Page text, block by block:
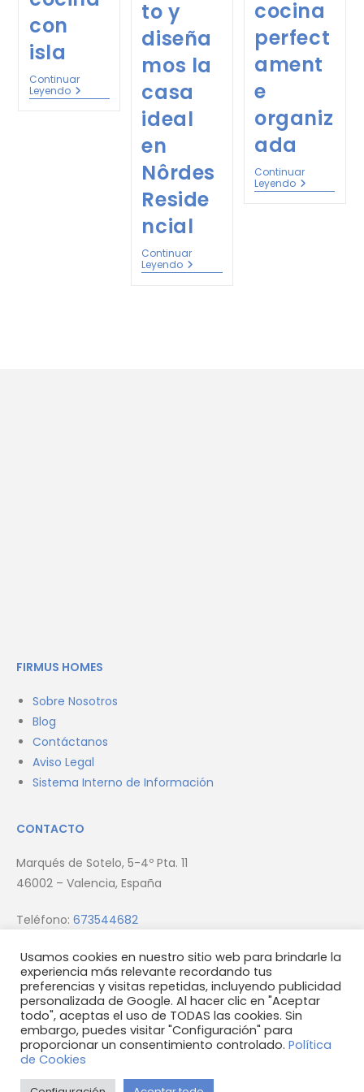
con
isla
Continuar
Leyendo
to y
diseña
mos la
casa
ideal
en
Nôrdes
Reside
ncial
Continuar
Leyendo
cocina
perfect
ament
e
organiz
ada
Continuar
Leyendo
FIRMUS HOMES
Sobre Nosotros
Blog
Contáctanos
Aviso Legal
Sistema Interno de Información
CONTACTO
Marqués de Sotelo, 5-4º Pta. 11
46002 – Valencia, España
Teléfono: 673544682
Email:info@firmus.es
© 2023 Firmus Homes S.L.U
Usamos cookies en nuestro sitio web para brindarle la
experiencia más relevante recordando tus
preferencias y visitas repetidas, incluyendo publicidad
personalizada de Google. Al hacer clic en "Aceptar
todo", aceptas el uso de TODAS las cookies. Sin
embargo, puedes visitar "Configuración" para
proporcionar un consentimiento controlado. Política
de Cookies